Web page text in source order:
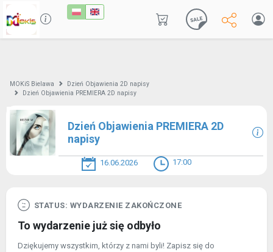
MOKiS Bielawa
Dzień Objawienia 2D napisy
Dzień Objawienia PREMIERA 2D napisy
Dzień Objawienia PREMIERA 2D
napisy
16.06.2026 17:00
STATUS: WYDARZENIE ZAKOŃCZONE
To wydarzenie już się odbyło
Dziękujemy wszystkim, którzy z nami byli! Zapisz się do